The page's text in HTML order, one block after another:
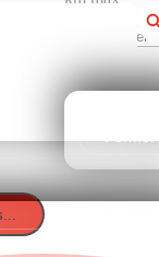
Sélectionner
Fermer